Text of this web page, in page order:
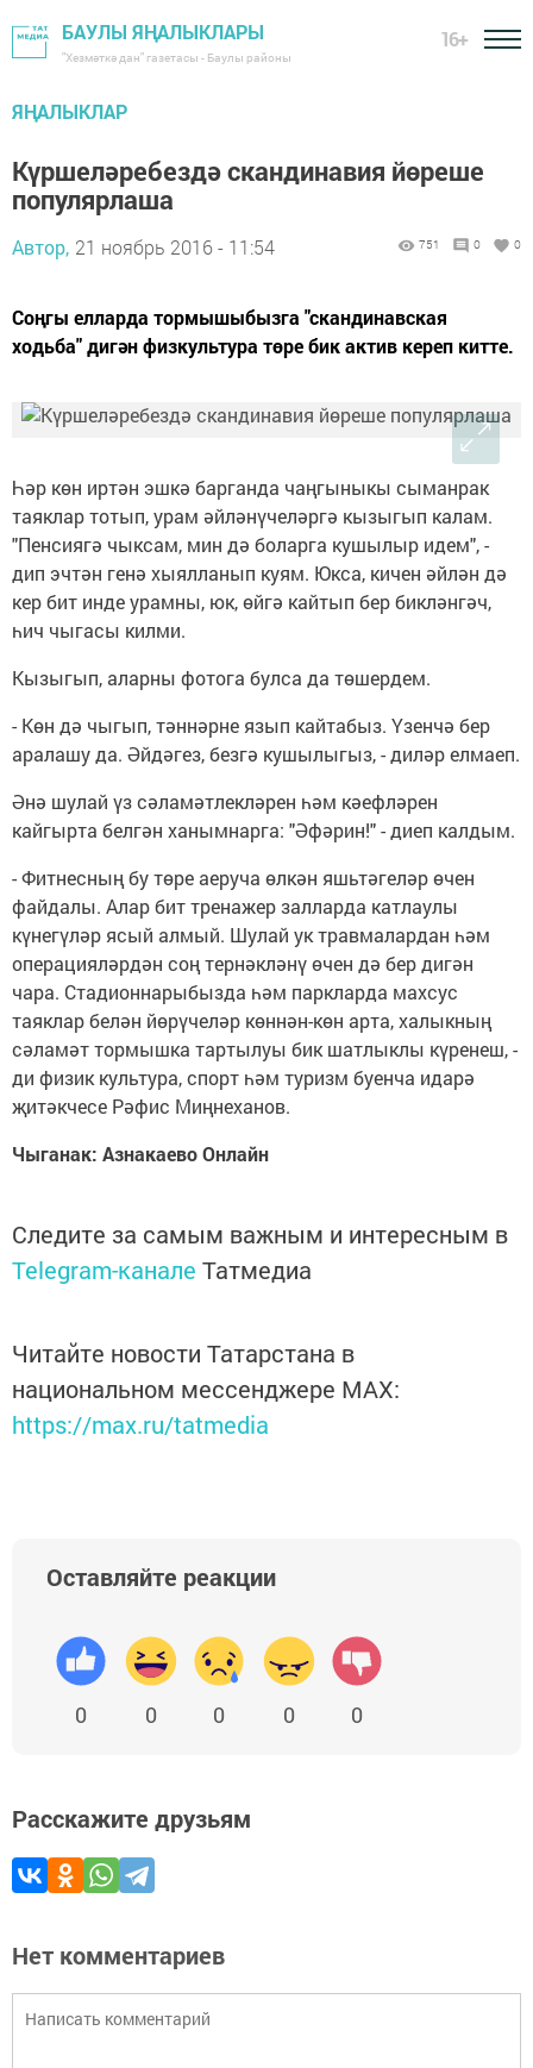
БАУЛЫ ЯҢАЛЫКЛАРЫ
"Хезмәткә дан" газетасы - Баулы районы
16+
ЯҢАЛЫКЛАР
Күршеләребездә скандинавия йөреше
популярлаша
Автор, 21 ноябрь 2016 - 11:54 751 0 0
Соңгы елларда тормышыбызга "скандинавская
ходьба" дигән физкультура төре бик актив кереп китте.
Һәр көн иртән эшкә барганда чаңгыныкы сыманрак
таяклар тотып, урам әйләнүчеләргә кызыгып калам.
"Пенсиягә чыксам, мин дә боларга кушылыр идем", -
дип эчтән генә хыялланып куям. Юкса, кичен әйлән дә
кер бит инде урамны, юк, өйгә кайтып бер бикләнгәч,
һич чыгасы килми.
Кызыгып, аларны фотога булса да төшердем.
- Көн дә чыгып, тәннәрне язып кайтабыз. Үзенчә бер
аралашу да. Әйдәгез, безгә кушылыгыз, - диләр елмаеп.
Әнә шулай үз сәламәтлекләрен һәм кәефләрен
кайгырта белгән ханымнарга: "Әфәрин!" - диеп калдым.
- Фитнесның бу төре аеруча өлкән яшьтәгеләр өчен
файдалы. Алар бит тренажер залларда катлаулы
күнегүләр ясый алмый. Шулай ук травмалардан һәм
операцияләрдән соң тернәкләнү өчен дә бер дигән
чара. Стадионнарыбызда һәм паркларда махсус
таяклар белән йөрүчеләр көннән-көн арта, халыкның
сәламәт тормышка тартылуы бик шатлыклы күренеш, -
ди физик культура, спорт һәм туризм буенча идарә
җитәкчесе Рәфис Миңнеханов.
Чыганак: Азнакаево Онлайн
Следите за самым важным и интересным в
Telegram-канале Татмедиа
Читайте новости Татарстана в
национальном мессенджере MАХ:
https://max.ru/tatmedia
Оставляйте реакции
0 0 0 0 0
Расскажите друзьям
Нет комментариев